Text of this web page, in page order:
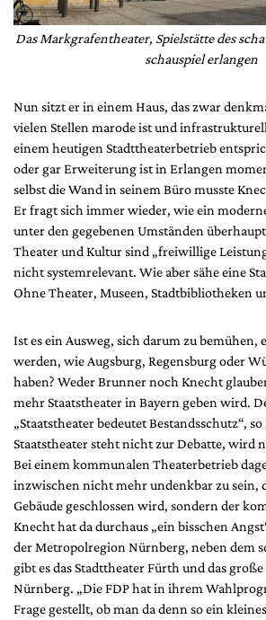
Das Markgrafentheater, Spielstätte des
schauspiel erlangen
Nun sitzt er in einem Haus, das zwar
vielen Stellen marode ist und
einem heutigen Stadttheaterbetrieb
oder gar Erweiterung ist in Erlangen
selbst die Wand in seinem Büro musste
Er fragt sich immer wieder, wie ein
unter den gegebenen Umständen
Theater und Kultur sind „freiwillige
nicht systemrelevant. Wie aber sähe eine
Ohne Theater, Museen, Stadtbibliotheken
Ist es ein Ausweg, sich darum zu bemühen,
werden, wie Augsburg, Regensburg oder
haben? Weder Brunner noch Knecht
mehr Staatstheater in Bayern geben wird.
„Staatstheater bedeutet Bestandsschutz“,
Staatstheater steht nicht zur Debatte, wird
Bei einem kommunalen Theaterbetrieb
inzwischen nicht mehr undenkbar zu sein,
Gebäude geschlossen wird, sondern der
Knecht hat da durchaus „ein bisschen
der Metropolregion Nürnberg, neben dem
gibt es das Stadttheater Fürth und das
Nürnberg. „Die FDP hat in ihrem
Frage gestellt, ob man da denn so ein